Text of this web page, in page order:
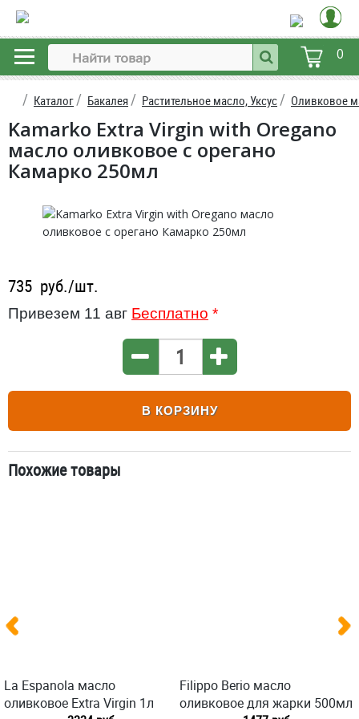
0
Каталог Бакалея Растительное масло, Уксус Оливковое
Kamarko Extra Virgin with Oregano
масло оливковое c орегано
Камарко 250мл
735 руб./шт.
Привезем 11 авг Бесплатно *
В КОРЗИНУ
Похожие товары
La Espanola масло
оливковое Extra Virgin 1л
Filippo Berio масло
оливковое для жарки 500мл